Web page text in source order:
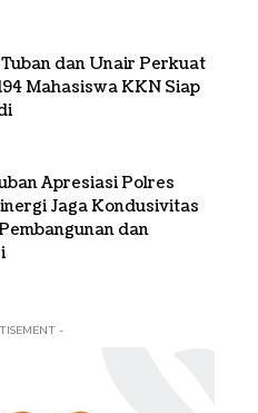
dan Unair Perkuat
Mahasiswa KKN Siap
Apresiasi Polres
Jaga Kondusivitas
dan
-